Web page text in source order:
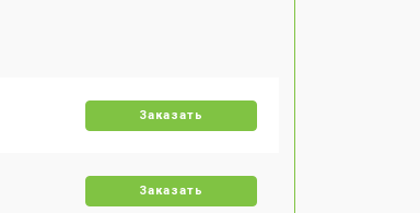
Заказать
Заказать